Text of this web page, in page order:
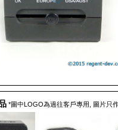
*圖中LOGO為過往客戶專用, 圖片只